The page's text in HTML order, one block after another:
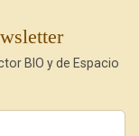
BIO y de Espacio